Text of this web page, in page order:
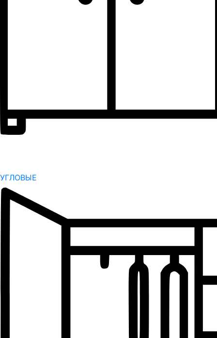
УГЛОВЫЕ